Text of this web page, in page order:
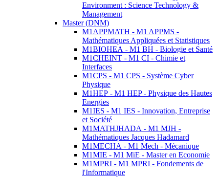
Environment : Science Technology &
Management
Master (DNM)
M1APPMATH - M1 APPMS -
Mathématiques Appliquées et Statistiques
M1BIOHEA - M1 BH - Biologie et Santé
M1CHEINT - M1 CI - Chimie et
Interfaces
M1CPS - M1 CPS - Système Cyber
Physique
M1HEP - M1 HEP - Physique des Hautes
Energies
M1IES - M1 IES - Innovation, Entreprise
et Société
M1MATHJHADA - M1 MJH -
Mathématiques Jacques Hadamard
M1MECHA - M1 Mech - Mécanique
M1MIE - M1 MiE - Master en Economie
M1MPRI - M1 MPRI - Fondements de
l'Informatique